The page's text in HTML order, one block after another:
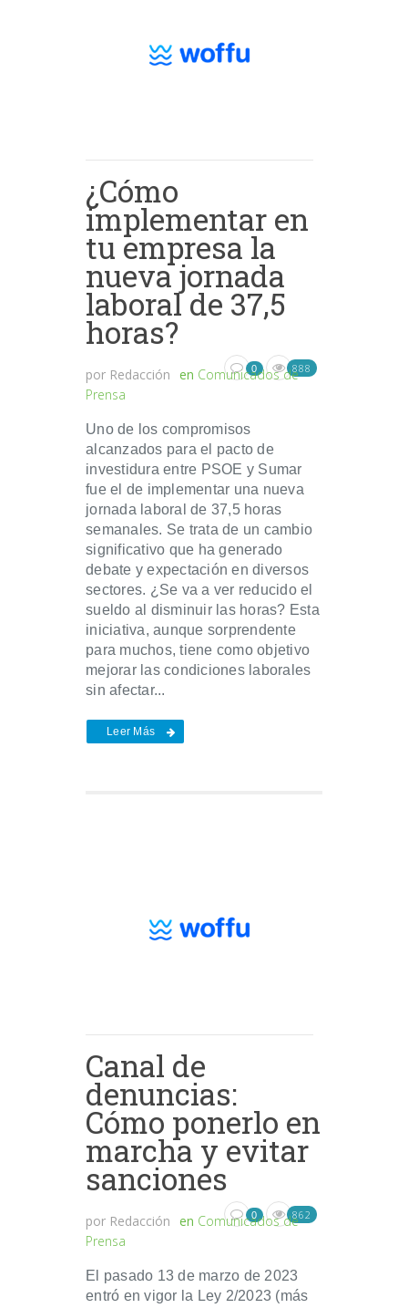
¿Cómo
implementar en
tu empresa la
nueva jornada
laboral de 37,5
horas?
por Redacción en Comunicados de
Prensa
0 888
Uno de los compromisos
alcanzados para el pacto de
investidura entre PSOE y Sumar
fue el de implementar una nueva
jornada laboral de 37,5 horas
semanales. Se trata de un cambio
significativo que ha generado
debate y expectación en diversos
sectores. ¿Se va a ver reducido el
sueldo al disminuir las horas? Esta
iniciativa, aunque sorprendente
para muchos, tiene como objetivo
mejorar las condiciones laborales
sin afectar...
Leer Más
Canal de
denuncias:
Cómo ponerlo en
marcha y evitar
sanciones
por Redacción en Comunicados de
Prensa
0 862
El pasado 13 de marzo de 2023
entró en vigor la Ley 2/2023 (más